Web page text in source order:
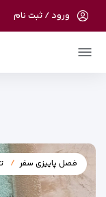
در حال
ورود / ثبت نام
فصل پاییزی سفر